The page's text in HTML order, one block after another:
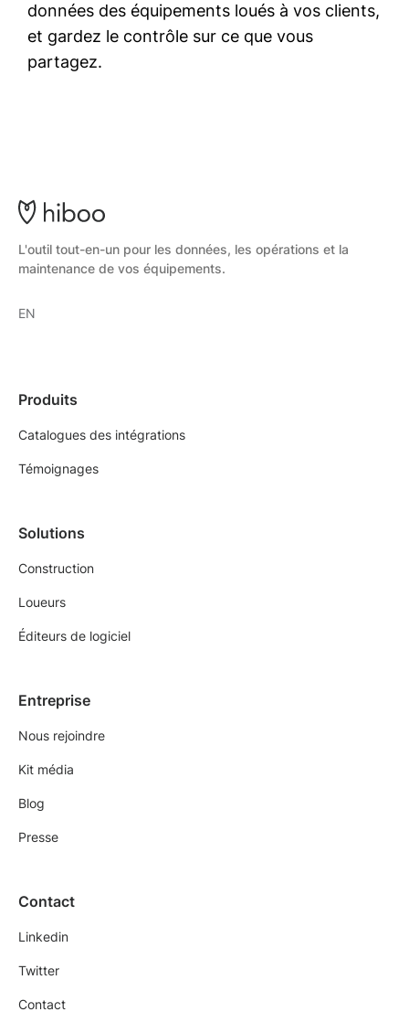
données des équipements loués à vos clients,
et gardez le contrôle sur ce que vous
partagez.
L'outil tout-en-un pour les données, les opérations et la
maintenance de vos équipements.
EN
Produits
Catalogues des intégrations
Témoignages
Solutions
Construction
Loueurs
Éditeurs de logiciel
Entreprise
Nous rejoindre
Kit média
Blog
Presse
Contact
Linkedin
Twitter
Contact